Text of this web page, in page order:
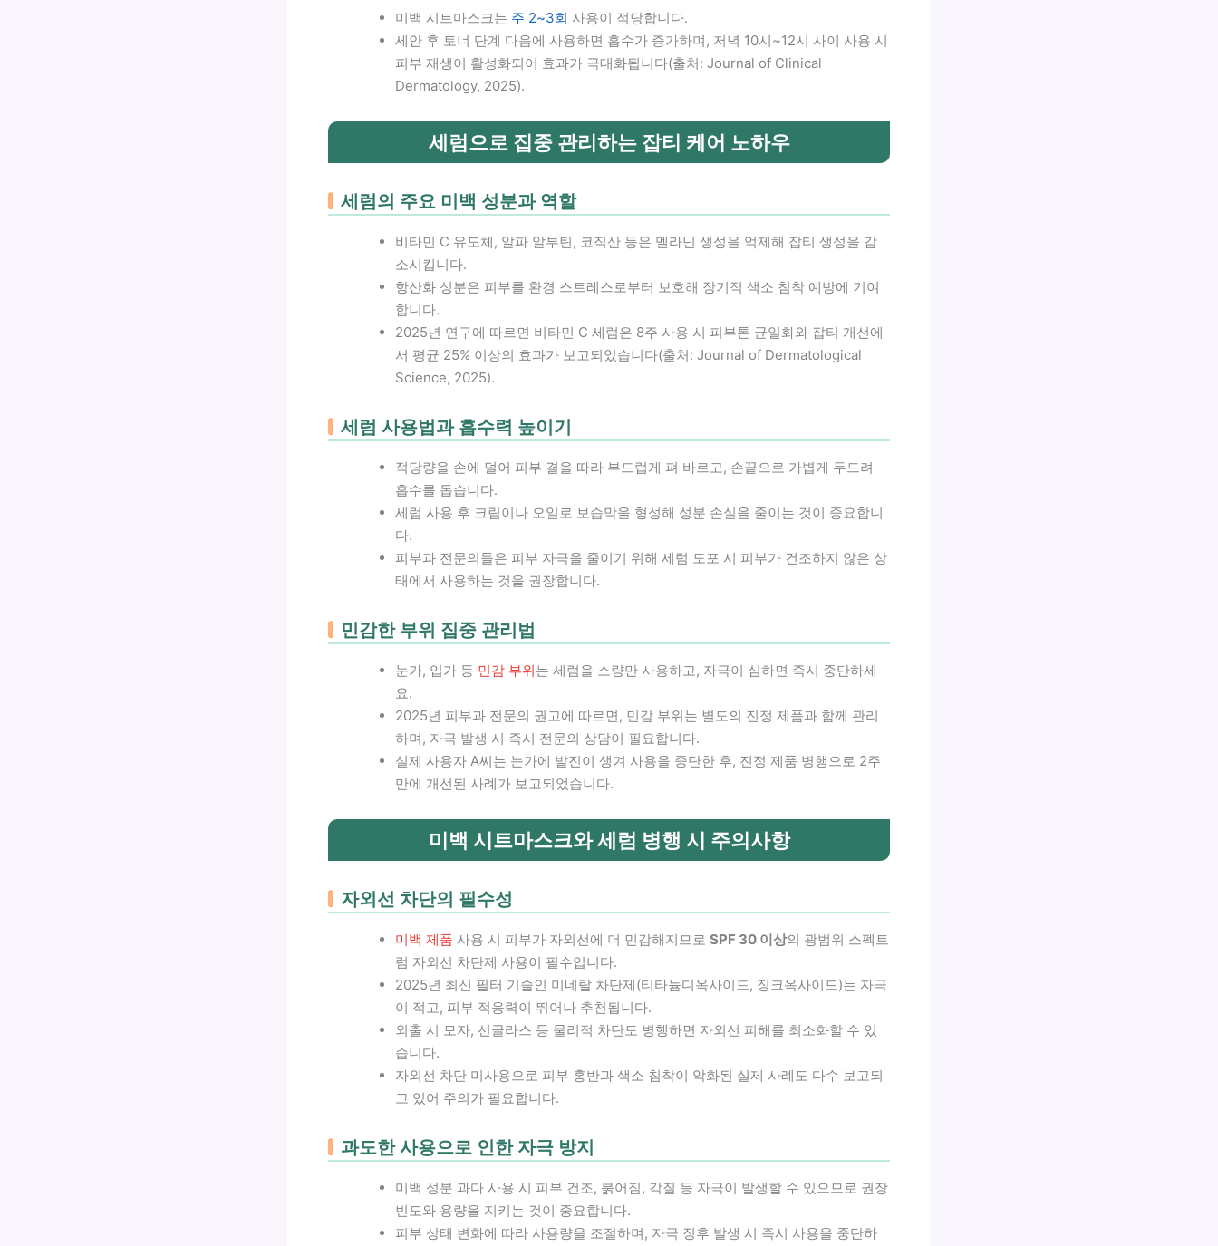
미백 시트마스크는 주 2~3회 사용이 적당합니다.
세안 후 토너 단계 다음에 사용하면 흡수가 증가하며, 저녁 10시~12시 사이 사용 시
피부 재생이 활성화되어 효과가 극대화됩니다(출처: Journal of Clinical
Dermatology, 2025).
세럼으로 집중 관리하는 잡티 케어 노하우
세럼의 주요 미백 성분과 역할
비타민 C 유도체, 알파 알부틴, 코직산 등은 멜라닌 생성을 억제해 잡티 생성을 감
소시킵니다.
항산화 성분은 피부를 환경 스트레스로부터 보호해 장기적 색소 침착 예방에 기여
합니다.
2025년 연구에 따르면 비타민 C 세럼은 8주 사용 시 피부톤 균일화와 잡티 개선에
서 평균 25% 이상의 효과가 보고되었습니다(출처: Journal of Dermatological
Science, 2025).
세럼 사용법과 흡수력 높이기
적당량을 손에 덜어 피부 결을 따라 부드럽게 펴 바르고, 손끝으로 가볍게 두드려
흡수를 돕습니다.
세럼 사용 후 크림이나 오일로 보습막을 형성해 성분 손실을 줄이는 것이 중요합니
다.
피부과 전문의들은 피부 자극을 줄이기 위해 세럼 도포 시 피부가 건조하지 않은 상
태에서 사용하는 것을 권장합니다.
민감한 부위 집중 관리법
눈가, 입가 등 민감 부위는 세럼을 소량만 사용하고, 자극이 심하면 즉시 중단하세
요.
2025년 피부과 전문의 권고에 따르면, 민감 부위는 별도의 진정 제품과 함께 관리
하며, 자극 발생 시 즉시 전문의 상담이 필요합니다.
실제 사용자 A씨는 눈가에 발진이 생겨 사용을 중단한 후, 진정 제품 병행으로 2주
만에 개선된 사례가 보고되었습니다.
미백 시트마스크와 세럼 병행 시 주의사항
자외선 차단의 필수성
미백 제품 사용 시 피부가 자외선에 더 민감해지므로 SPF 30 이상의 광범위 스펙트
럼 자외선 차단제 사용이 필수입니다.
2025년 최신 필터 기술인 미네랄 차단제(티타늄디옥사이드, 징크옥사이드)는 자극
이 적고, 피부 적응력이 뛰어나 추천됩니다.
외출 시 모자, 선글라스 등 물리적 차단도 병행하면 자외선 피해를 최소화할 수 있
습니다.
자외선 차단 미사용으로 피부 홍반과 색소 침착이 악화된 실제 사례도 다수 보고되
고 있어 주의가 필요합니다.
과도한 사용으로 인한 자극 방지
미백 성분 과다 사용 시 피부 건조, 붉어짐, 각질 등 자극이 발생할 수 있으므로 권장
빈도와 용량을 지키는 것이 중요합니다.
피부 상태 변화에 따라 사용량을 조절하며, 자극 징후 발생 시 즉시 사용을 중단하